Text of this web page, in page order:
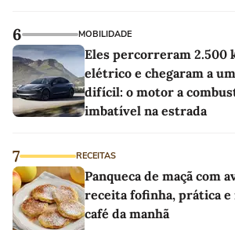
6 MOBILIDADE
Eles percorreram 2.500
elétrico e chegaram a
difícil: o motor a
imbatível na estrada
7 RECEITAS
Panqueca de maçã com
receita fofinha, prática
café da manhã